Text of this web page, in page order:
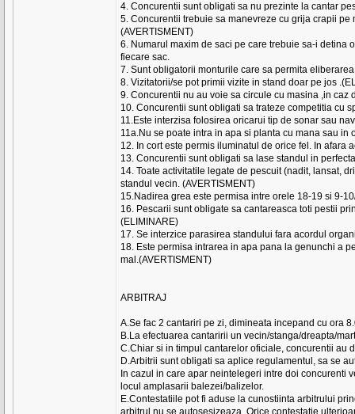
4. Concurentii sunt obligati sa nu prezinte la cantar
5. Concurentii trebuie sa manevreze cu grija crapii
(AVERTISMENT)
6. Numarul maxim de saci pe care trebuie sa-i detina
fiecare sac.
7. Sunt obligatorii monturile care sa permita
8. Vizitatorii/se pot primii vizite in stand doar pe jos
9. Concurentii nu au voie sa circule cu masina ,in
10. Concurentii sunt obligati sa trateze competitia cu
11.Este interzisa folosirea oricarui tip de sonar sau
11a.Nu se poate intra in apa si planta cu mana sau in
12. In cort este permis iluminatul de orice fel. In afara
13. Concurentii sunt obligati sa lase standul in
14. Toate activitatile legate de pescuit (nadit, lansat,
standul vecin. (AVERTISMENT)
15.Nadirea grea este permisa intre orele 18-19 si 9-
16. Pescarii sunt obligate sa cantareasca toti pestii
(ELIMINARE)
17. Se interzice parasirea standului fara acordul
18. Este permisa intrarea in apa pana la genunchi a
mal.(AVERTISMENT)
ARBITRAJ
A.Se fac 2 cantariri pe zi, dimineata incepand cu ora
B.La efectuarea cantaririi un vecin/stanga/dreapta/
C.Chiar si in timpul cantarelor oficiale, concurentii au
D.Arbitrii sunt obligati sa aplice regulamentul, sa se
In cazul in care apar neintelegeri intre doi concurenti
locul amplasarii balezei/balizelor.
E.Contestatiile pot fi aduse la cunostiinta arbitrului
arbitrul nu se autosesizeaza. Orice contestatie